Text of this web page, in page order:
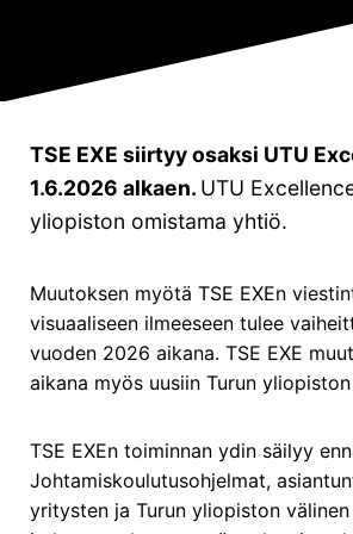
Future Excellence (FE)
Muut ohjelmat:
Kestävä johtaminen ja liiketoiminta
Strateginen ennakoinnin johtaminen
LinkedIn
Facebook
Instagram
TSE EXE siirtyy osaksi UTU
1.6.2026 alkaen. UTU
yliopiston omistama yhtiö.
Muutoksen myötä TSE EXEn
visuaaliseen ilmeeseen tulee
vuoden 2026 aikana. TSE EXE
aikana myös uusiin Turun
TSE EXEn toiminnan ydin säilyy
Johtamiskoulutusohjelmat,
yritysten ja Turun yliopiston